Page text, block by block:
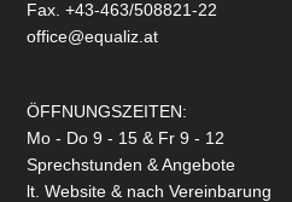
Fax. +43-463/508821-22
office@equaliz.at
ÖFFNUNGSZEITEN:
Mo - Do 9 - 15 & Fr 9 - 12
Sprechstunden & Angebote
lt. Website & nach Vereinbarung